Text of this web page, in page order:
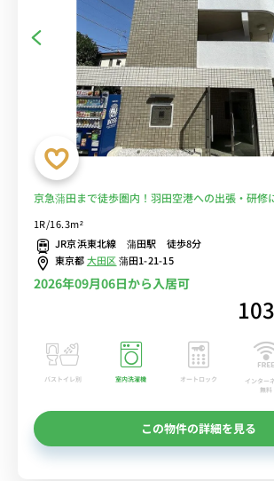
京急蒲田まで徒歩圏内！羽田空港への出張・研修
1R/16.3m²
JR京浜東北線 蒲田駅 徒歩8分
東京都大田区蒲田1-21-15
2026年09月06日から入居可
バストイレ別 室内洗濯機 オートロック
インター
無料
この物件の詳細を見る